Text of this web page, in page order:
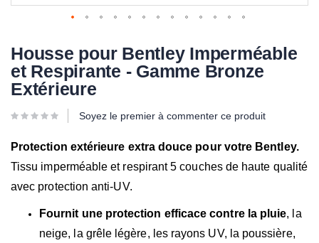
Housse pour Bentley Imperméable
et Respirante - Gamme Bronze
Extérieure
Soyez le premier à commenter ce produit
Protection extérieure extra douce pour votre Bentley.
Tissu imperméable et respirant 5 couches de haute qualité
avec protection anti-UV.
Fournit une protection efficace contre la pluie, la
neige, la grêle légère, les rayons UV, la poussière,